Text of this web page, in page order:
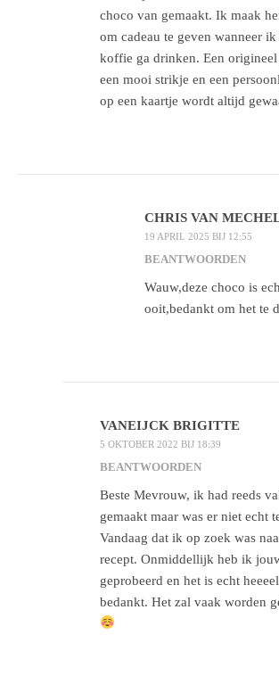
choco van gemaakt. Ik maak
om cadeau te geven wanneer
koffie ga drinken. Een
een mooi strikje en een
op een kaartje wordt altijd
CHRIS VAN
19 APRIL 2025 BIJ 12:55
BEANTWOORDEN
Wauw,deze choco is
ooit,bedankt om het te
VANEIJCK BRIGITTE
5 OKTOBER 2022 BIJ 18:39
BEANTWOORDEN
Beste Mevrouw, ik had reeds
gemaakt maar was er niet echt
Vandaag dat ik op zoek was
recept. Onmiddellijk heb ik
geprobeerd en het is echt
bedankt. Het zal vaak worden